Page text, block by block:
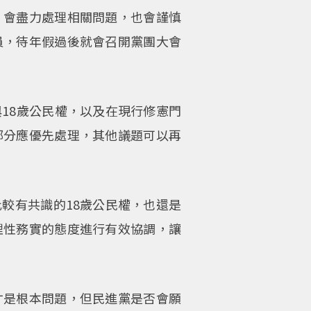
盡力處理相關問題，也會謹慎
待年假過後就會召開黨團大會
歲公民權，以及在現行修憲門
應優先處理，其他議題可以再
有共識的18歲公民權，也還是
務實的態度進行有效協調，讓
根本問題，但民進黨是否會願